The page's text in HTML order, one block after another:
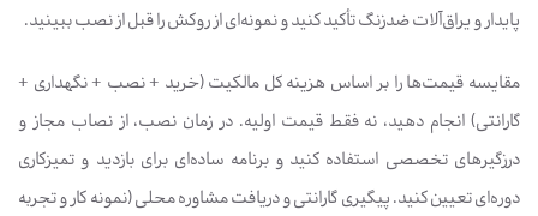
پایدار و یراق‌آلات ضدزنگ تأکید کنید و نمونه‌ای از روکش را قبل از نصب ببینید.
مقایسه قیمت‌ها را بر اساس هزینه کل مالکیت (خرید + نصب + نگهداری +
گارانتی) انجام دهید، نه فقط قیمت اولیه. در زمان نصب، از نصاب مجاز و
درزگیرهای تخصصی استفاده کنید و برنامه ساده‌ای برای بازدید و تمیزکاری
دوره‌ای تعیین کنید. پیگیری گارانتی و دریافت مشاوره محلی (نمونه کار و تجربه